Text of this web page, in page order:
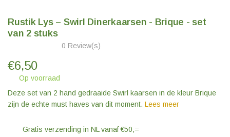
Rustik Lys – Swirl Dinerkaarsen - Brique - set
van 2 stuks
0 Review(s)
€6,50
Op voorraad
Deze set van 2 hand gedraaide Swirl kaarsen in de kleur Brique
zijn de echte must haves van dit moment. Lees meer
Gratis verzending in NL vanaf €50,=